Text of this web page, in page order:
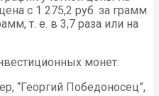
с 1 275,2 руб. за грамм
т. е. в 3,7 раза или на
монет:
“Георгий Победоносец”,